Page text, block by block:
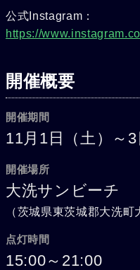
公式Instagram：
https://
開催概要
開催期間
11月1日（土）～3
開催場所
大洗サンビーチ
（茨城県東茨城郡大洗町
点灯時間
15:00～21:00